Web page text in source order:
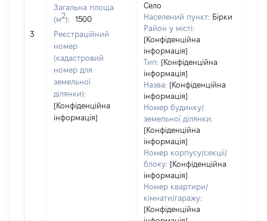
3
Загальна площа
(м2):
1500
Реєстраційний
номер
(кадастровий
номер для
земельної
ділянки):
[Конфіденційна
інформація]
Село
Населений пункт: Бірки
Район у місті:
[Конфіденційна
інформація]
Тип: [Конфіденційна
інформація]
Назва: [Конфіденційна
інформація]
Номер будинку/
земельної ділянки:
[Конфіденційна
інформація]
Номер корпусу/секції/
блоку: [Конфіденційна
інформація]
Номер квартири/
кімнати/гаражу:
[Конфіденційна